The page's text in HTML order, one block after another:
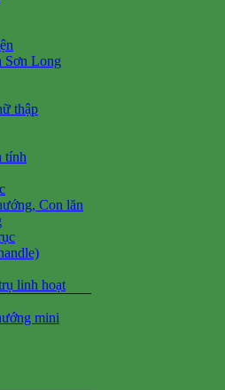
Sơn Long
thập
tính
Con lăn
linh hoạt
mini